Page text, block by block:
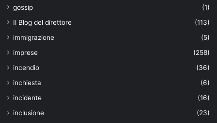
gossip
(1)
Il Blog del direttore
(113)
immigrazione
(5)
imprese
(258)
incendio
(36)
inchiesta
(6)
incidente
(16)
inclusione
(23)